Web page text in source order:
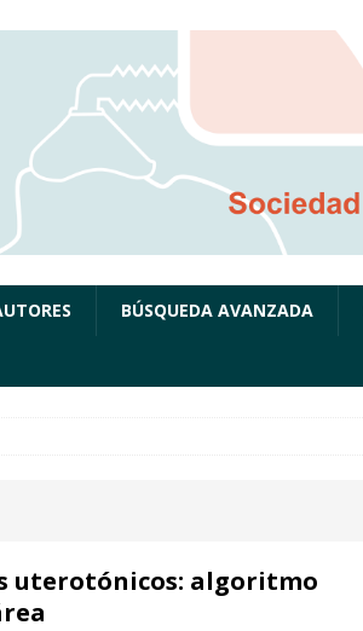
BÚSQUEDA AVANZADA
uterotónicos: algoritmo